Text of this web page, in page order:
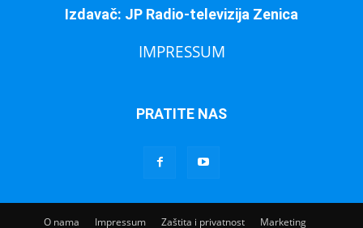
Izdavač: JP Radio-televizija Zenica
IMPRESSUM
PRATITE NAS
O nama Impressum Zaštita i privatnost Marketing